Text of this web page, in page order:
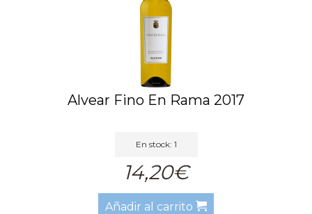
Alvear Fino En Rama 2017
En stock: 1
14,20€
Añadir al carrito